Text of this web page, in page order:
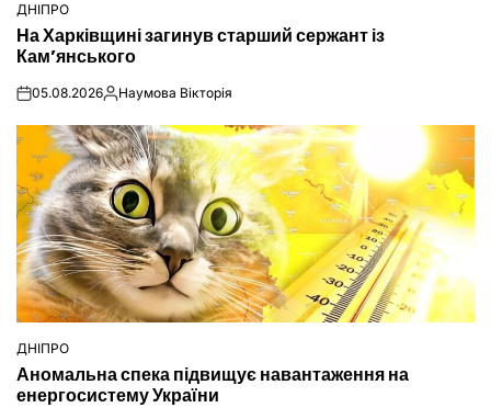
ОПУБЛІКУВАТИ
У
ДНІПРО
На Харківщині загинув старший сержант із
Кам’янського
on05.08.2026Опубліковано
Наумова Вікторія
ОПУБЛІКУВАТИ
У
ДНІПРО
Аномальна спека підвищує навантаження на
енергосистему України